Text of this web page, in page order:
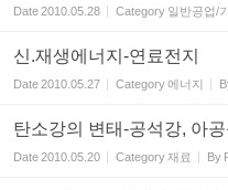
Date2010.05.28 Category 일반공업/
신.재생에너지-연료전지
Date2010.05.27 Category에너지
탄소강의 변태-공석강, 아
Date2010.05.20 Category재료 By